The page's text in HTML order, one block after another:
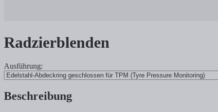
Radzierblenden
Ausführung:
Beschreibung